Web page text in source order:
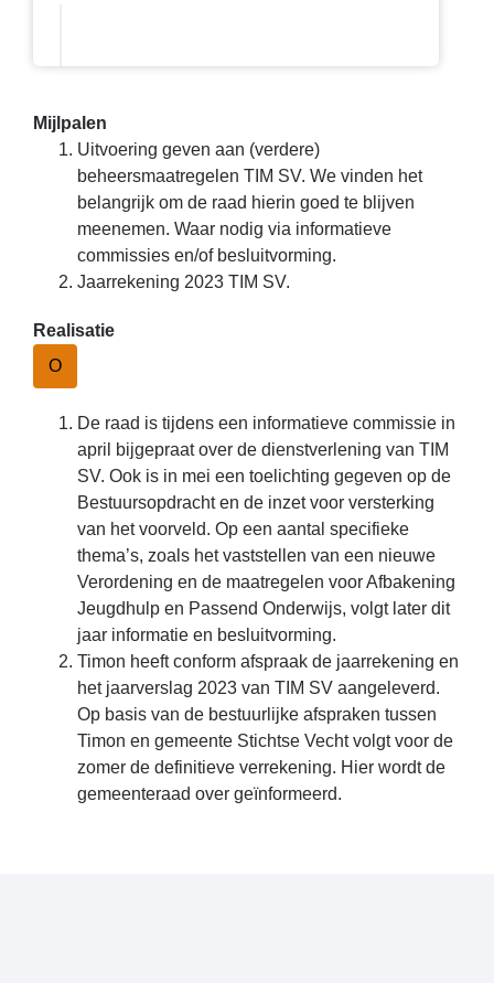
Mijlpalen
Uitvoering geven aan (verdere)
beheersmaatregelen TIM SV. We vinden het
belangrijk om de raad hierin goed te blijven
meenemen. Waar nodig via informatieve
commissies en/of besluitvorming.
Jaarrekening 2023 TIM SV.
Realisatie
O
De raad is tijdens een informatieve commissie in
april bijgepraat over de dienstverlening van TIM
SV. Ook is in mei een toelichting gegeven op de
Bestuursopdracht en de inzet voor versterking
van het voorveld. Op een aantal specifieke
thema’s, zoals het vaststellen van een nieuwe
Verordening en de maatregelen voor Afbakening
Jeugdhulp en Passend Onderwijs, volgt later dit
jaar informatie en besluitvorming.
Timon heeft conform afspraak de jaarrekening en
het jaarverslag 2023 van TIM SV aangeleverd.
Op basis van de bestuurlijke afspraken tussen
Timon en gemeente Stichtse Vecht volgt voor de
zomer de definitieve verrekening. Hier wordt de
gemeenteraad over geïnformeerd.